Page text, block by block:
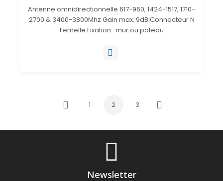
Antenne omnidirectionnelle 617-960, 1424-1517, 1710-
2700 & 3400-3800Mhz Gain max. 9dBiConnecteur N
Femelle Fixation : mur ou poteau
Précédent
1 2 3
Suivant
Newsletter